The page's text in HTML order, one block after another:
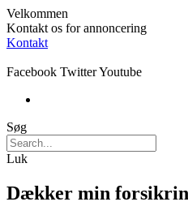
Velkommen
Kontakt os for annoncering
Kontakt
Facebook TwitterYoutube
Søg
Luk
Dækker min